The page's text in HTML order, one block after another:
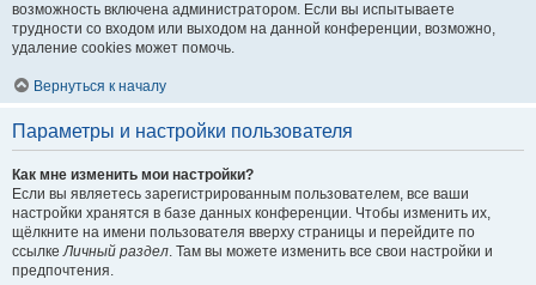
возможность включена администратором. Если вы испытываете
трудности со входом или выходом на данной конференции, возможно,
удаление cookies может помочь.
Вернуться к началу
Параметры и настройки пользователя
Как мне изменить мои настройки?
Если вы являетесь зарегистрированным пользователем, все ваши
настройки хранятся в базе данных конференции. Чтобы изменить их,
щёлкните на имени пользователя вверху страницы и перейдите по
ссылкеЛичный раздел. Там вы можете изменить все свои настройки и
предпочтения.